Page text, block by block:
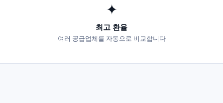
✦
최고 환율
여러 공급업체를 자동으로 비교합니다